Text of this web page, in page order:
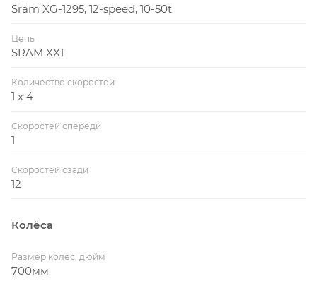
Sram XG-1295, 12-speed, 10-50t
Цепь
SRAM XX1
Количество скоростей
1 x 4
Скоростей спереди
1
Скоростей сзади
12
Колёса
Размер колес, дюйм
700мм